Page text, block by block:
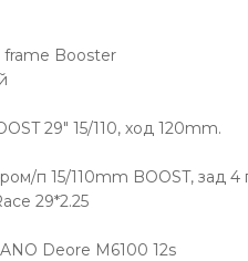
frame Booster
29" 15/110, ход 120mm.
п 15/110mm BOOST, зад
29*2.25
Deore M6100 12s